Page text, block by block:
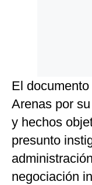
El
Arenas por
y hechos
presunto
negociación